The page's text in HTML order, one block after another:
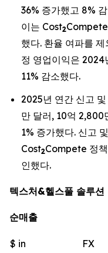
36% 증가했고 8%
이는 Cost2Compete
했다. 환율 여파를
정 영업이익은 2024
11% 감소했다.
2025년 연간 신고
만 달러, 10억 2,800
1% 증가했다. 신고
Cost2Compete 정
인했다.
텍스처&헬스풀 솔루션
순매출
$ in
FX